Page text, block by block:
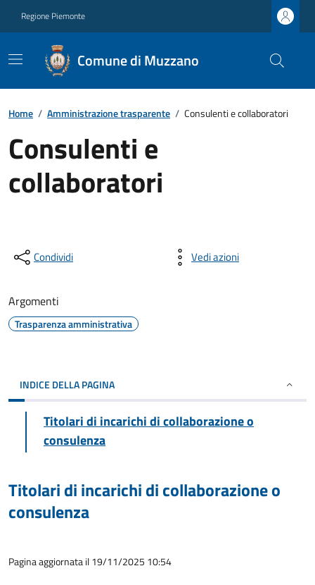
Regione Piemonte
Comune di Muzzano
Home / Amministrazione trasparente / Consulenti e collaboratori
Consulenti e
collaboratori
Condividi Vedi azioni
Argomenti
Trasparenza amministrativa
INDICE DELLA PAGINA
Titolari di incarichi di collaborazione o
consulenza
Titolari di incarichi di collaborazione o
consulenza
Pagina aggiornata il 19/11/2025 10:54